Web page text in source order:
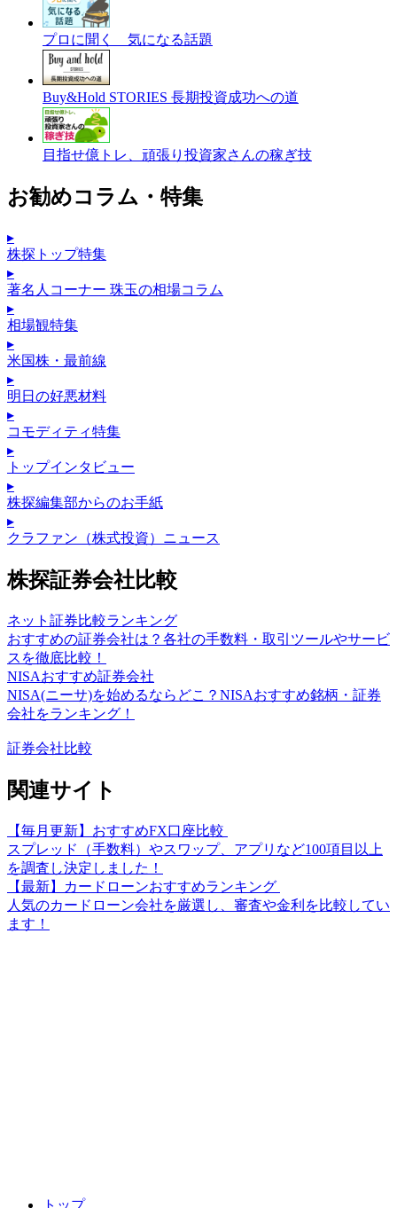
プロに聞く 気になる話題
Buy&Hold STORIES 長期投資成功への道
目指せ億トレ、頑張り投資家さんの稼ぎ技
お勧めコラム・特集
▸
株探トップ特集
▸
著名人コーナー 珠玉の相場コラム
▸
相場観特集
▸
米国株・最前線
▸
明日の好悪材料
▸
コモディティ特集
▸
トップインタビュー
▸
株探編集部からのお手紙
▸
クラファン（株式投資）ニュース
株探証券会社比較
ネット証券比較ランキング
おすすめの証券会社は？各社の手数料・取引ツールやサービ
スを徹底比較！
NISAおすすめ証券会社
NISA(ニーサ)を始めるならどこ？NISAおすすめ銘柄・証券
会社をランキング！
証券会社比較
関連サイト
【毎月更新】おすすめFX口座比較
スプレッド（手数料）やスワップ、アプリなど100項目以上
を調査し決定しました！
【最新】カードローンおすすめランキング
人気のカードローン会社を厳選し、審査や金利を比較してい
ます！
トップ